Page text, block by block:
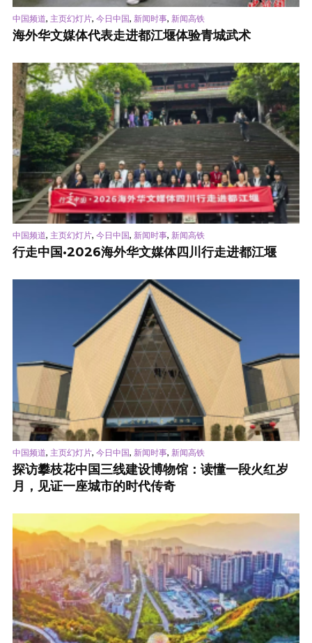
中国频道, 主页幻灯片, 今日中国, 新闻时事, 新闻高铁
海外华文媒体代表走进都江堰体验青城武术
中国频道, 主页幻灯片, 今日中国, 新闻时事, 新闻高铁
行走中国·2026海外华文媒体四川行走进都江堰
中国频道, 主页幻灯片, 今日中国, 新闻时事, 新闻高铁
探访攀枝花中国三线建设博物馆：读懂一段火红岁
月，见证一座城市的时代传奇